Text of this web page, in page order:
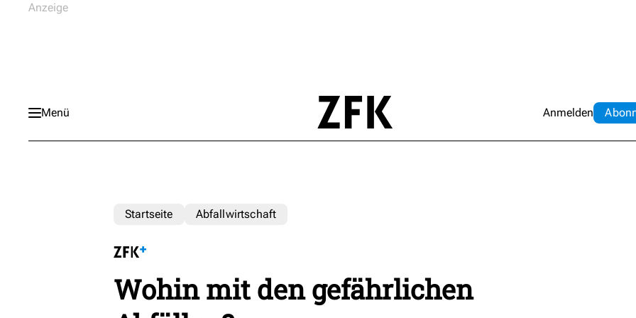
Menü Anmelden Abo
Startseite Abfallwirtschaft
Wohin mit den gefährlichen